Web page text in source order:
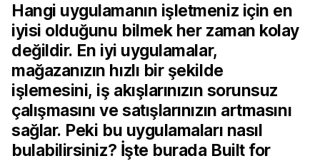
Hangi uygulamanın işletmeniz için en
iyisi olduğunu bilmek her zaman kolay
değildir. En iyi uygulamalar,
mağazanızın hızlı bir şekilde
işlemesini, iş akışlarınızın sorunsuz
çalışmasını ve satışlarınızın artmasını
sağlar. Peki bu uygulamaları nasıl
bulabilirsiniz? İşte burada Built for